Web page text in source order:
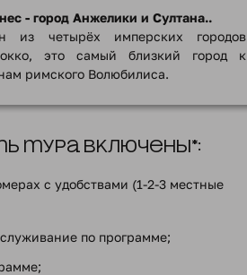
- город Анжелики и Султана..
из четырёх имперских городов
это самый близкий город к
римского Волюбилиса.
тура включены*:
с удобствами (1-2-3 местные
по программе;